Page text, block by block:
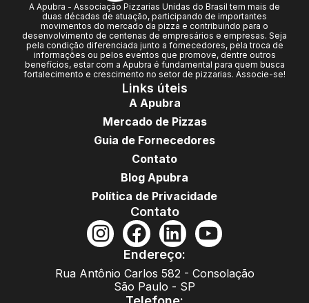
A Apubra - Associação Pizzarias Unidas do Brasil tem mais de
duas décadas de atuação, participando de importantes
movimentos do mercado da pizza e contribuindo para o
desenvolvimento de centenas de empresários e empresas. Seja
pela condição diferenciada junto a fornecedores, pela troca de
informações ou pelos eventos que promove, dentre outros
benefícios, estar com a Apubra é fundamental para quem busca
fortalecimento e crescimento no setor de pizzarias. Associe-se!
Links úteis
A Apubra
Mercado de Pizzas
Guia de Fornecedores
Contato
Blog Apubra
Política de Privacidade
Contato
Endereço:
Rua Antônio Carlos 582 - Consolação
São Paulo - SP